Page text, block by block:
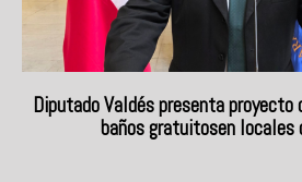
Diputado Valdés presenta proyecto
baños gratuitosen locales